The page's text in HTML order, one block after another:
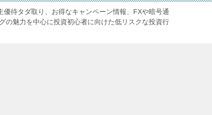
待タダ取り、お得なキャンペーン情報、FXや暗号通
の魅力を中心に投資初心者に向けた低リスクな投資行